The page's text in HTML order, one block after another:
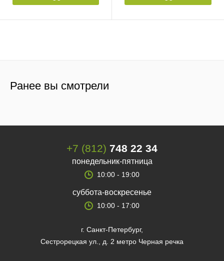
Ранее вы смотрели
+7 (812) 748 22 34
понедельник-пятница
10:00 - 19:00
суббота-воскресенье
10:00 - 17:00
г. Санкт-Петербург,
Сестрорецкая ул., д. 2 метро Черная речка